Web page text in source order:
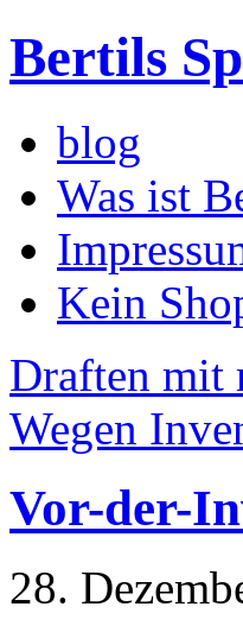
Bertils
blog
Was ist
Kein
Draften mit
Wegen
Vor-der-
28.